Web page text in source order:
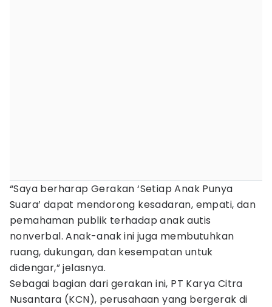
“Saya berharap Gerakan ‘Setiap Anak Punya
Suara’ dapat mendorong kesadaran, empati, dan
pemahaman publik terhadap anak autis
nonverbal. Anak-anak ini juga membutuhkan
ruang, dukungan, dan kesempatan untuk
didengar,” jelasnya.
Sebagai bagian dari gerakan ini, PT Karya Citra
Nusantara (KCN), perusahaan yang bergerak di